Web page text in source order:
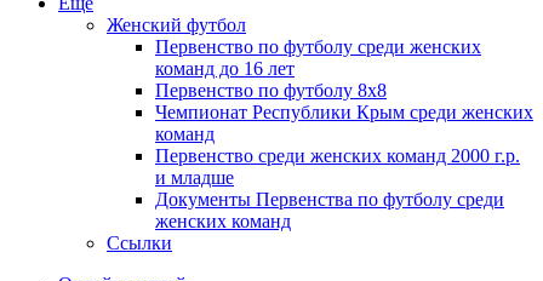
Женский футбол
Первенство по футболу среди женских
команд до 16 лет
Первенство по футболу 8х8
Чемпионат Республики Крым среди женских
команд
Первенство среди женских команд 2000 г.р.
и младше
Документы Первенства по футболу среди
женских команд
Ссылки